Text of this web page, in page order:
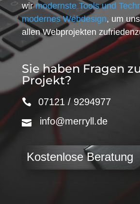
wirmodernste Tools und
modernes Webdesign, um
allen Webprojekten
Sie haben Fragen
Projekt?
07121 / 9294977
info@merryll.de
Kostenlose Beratung